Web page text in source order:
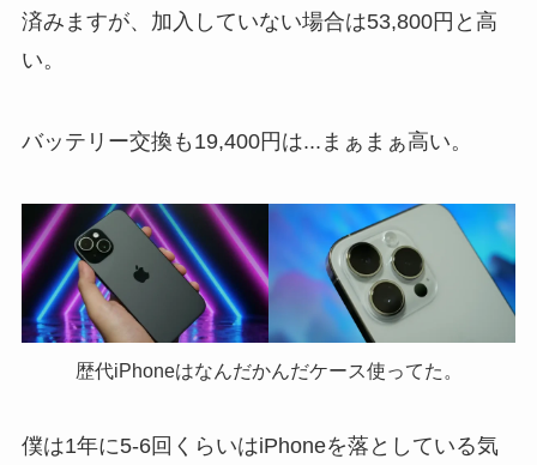
済みますが、加入していない場合は53,800円と高
い。
バッテリー交換も19,400円は...まぁまぁ高い。
歴代iPhoneはなんだかんだケース使ってた。
僕は1年に5-6回くらいはiPhoneを落としている気